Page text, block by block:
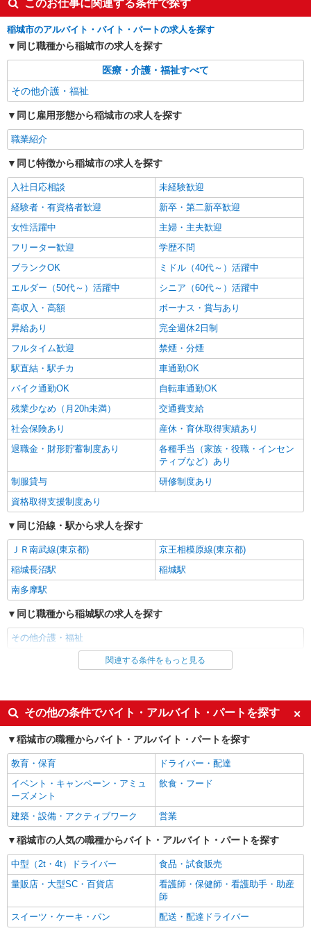
時給1600円〜2250円 ＜日払い有/週払い有/交
稲城市 最寄り駅：稲城長沼
詳細を見る
職業紹介
株式会社kotrio /●YK-S-2077652
稲城長沼｜未経験OK！就労支援の正社員スタ
【正社員】月給240,000〜400,000円 ・基本
30,000円 ・役職手当：10,000〜70,000円 ・処遇改
善手当：20,000〜60,000円（勤続年数、保有資格
により変動） ・固定残業手当：20,000円（10時
間） ※固定残業時間を超過する場合には超過勤務
手当として別途支給 下記資格をお持ちの方歓迎 ・
認知症介護基礎研修 ・初任者研修 ・実務者研修
・介護福祉士 など
稲城市＊交通費全額支給
詳細を見る
職業紹介
株式会社kotrio /●YK-S-2078070
＜稲城駅＞高時給×週3日〜！ゆったり働ける
サ高住スタッフ♪
時給1550円〜2312円 ＜交通費全支給(ガソリ
キープ 詳細を見る
このお仕事に関連する条件で探す
稲城市のアルバイト・バイト・パートの求人を探す
同じ職種から稲城市の求人を探す
医療・介護・福祉すべて
その他介護・福祉
同じ雇用形態から稲城市の求人を探す
職業紹介
同じ特徴から稲城市の求人を探す
入社日応相談
未経験歓迎
経験者・有資格者歓迎
新卒・第二新卒歓迎
女性活躍中
主婦・主夫歓迎
フリーター歓迎
学歴不問
ブランクOK
ミドル（40代～）活躍中
エルダー（50代～）活躍中
シニア（60代～）活躍中
高収入・高額
ボーナス・賞与あり
昇給あり
完全週休2日制
フルタイム歓迎
禁煙・分煙
駅直結・駅チカ
車通勤OK
バイク通勤OK
自転車通勤OK
残業少なめ（月20h未満）
交通費支給
社会保険あり
産休・育休取得実績あり
退職金・財形貯蓄制度あり
各種手当（家族・役職・インセン
ティブなど）あり
制服貸与
研修制度あり
資格取得支援制度あり
同じ沿線・駅から求人を探す
ＪＲ南武線(東京都)
京王相模原線(東京都)
稲城長沼駅
稲城駅
南多摩駅
同じ職種から稲城駅の求人を探す
その他介護・福祉
同じ雇用形態から稲城駅の求人を探す
同じ特徴から稲城駅の求人を探す
入社日応相談
未経験歓迎
経験者・有資格者歓迎
新卒・第二新卒歓迎
女性活躍中
主婦・主夫歓迎
フリーター歓迎
ブランクOK
ミドル（40代～）活躍中
エルダー（50代～）活躍中
シニア（60代～）活躍中
高収入・高額
ボーナス・賞与あり
昇給あり
完全週休2日制
禁煙・分煙
駅直結・駅チカ
車通勤OK
関連する条件をもっと見る
その他の条件でバイト・アルバイト・パートを探す
稲城市の職種からバイト・アルバイト・パートを探す
教育・保育
ドライバー・配達
イベント・キャンペーン・アミュ
ーズメント
飲食・フード
建築・設備・アクティブワーク 営業
稲城市の人気の職種からバイト・アルバイト・パートを探す
中型（2t・4t）ドライバー
食品・試食販売
量販店・大型SC・百貨店
看護師・保健師・看護助手・助産
師
スイーツ・ケーキ・パン
配送・配達ドライバー